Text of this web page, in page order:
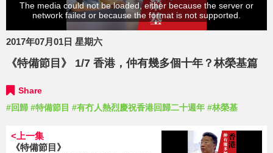
The media could not be loaded, either because the server or
network failed or because the format is not supported.
2017年07月01日 星期六
《特備節目》 1/7 香港，仲有幾多個十年？林榮基篇
Share
#回歸 #特備節目 #有冇人熱烈慶祝香港回歸二十週年 #林榮基
<上一集
《特備節目》